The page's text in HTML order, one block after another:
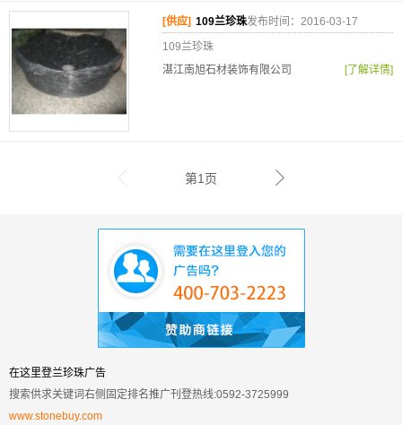
[供应] 109兰珍珠发布时间：2016-03-17
109兰珍珠
湛江南旭石材装饰有限公司
[了解详情]
第1页
在这里登兰珍珠广告
搜索供求关键词右侧固定排名推广刊登热线:0592-3725999
www.stonebuy.com